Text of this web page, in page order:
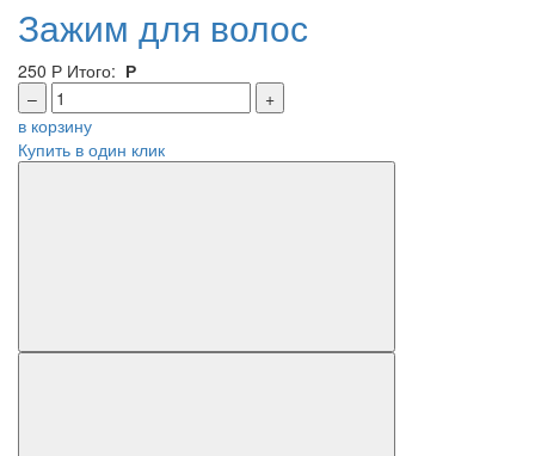
Зажим для волос
250 Р Итого: Р
–
+
в корзину
Купить в один клик